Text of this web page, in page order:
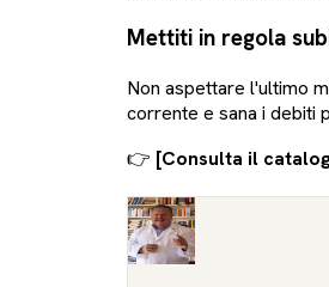
Mettiti in regola
Non aspettare l'ultimo
corrente e sana i debiti
👉 [Consulta il